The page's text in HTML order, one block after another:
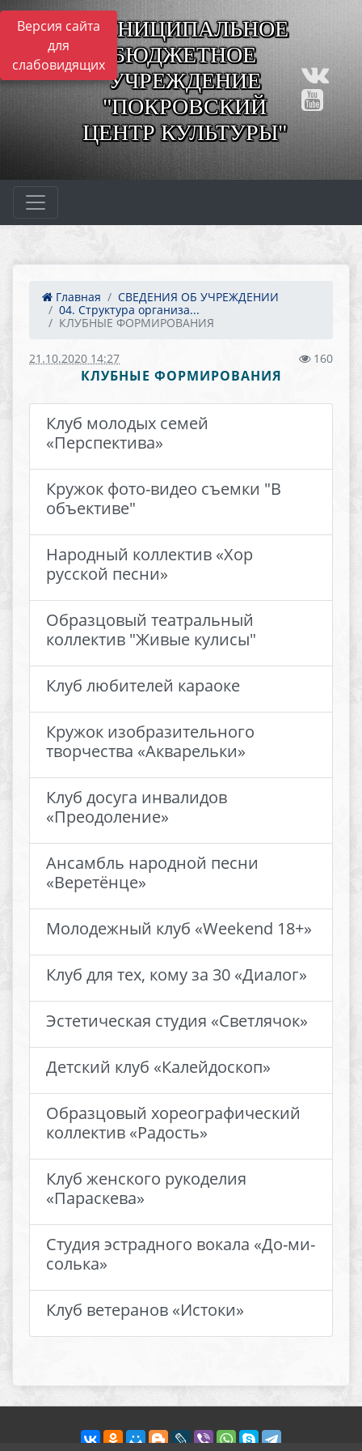
Версия сайта
для
слабовидящих
МУНИЦИПАЛЬНОЕ
БЮДЖЕТНОЕ
УЧРЕЖДЕНИЕ
"ПОКРОВСКИЙ
ЦЕНТР КУЛЬТУРЫ"
Главная
СВЕДЕНИЯ ОБ УЧРЕЖДЕНИИ
04. Структура организа...
КЛУБНЫЕ ФОРМИРОВАНИЯ
21.10.2020 14:27 160
КЛУБНЫЕ ФОРМИРОВАНИЯ
Клуб молодых семей
«Перспектива»
Кружок фото-видео съемки "В
объективе"
Народный коллектив «Хор
русской песни»
Образцовый театральный
коллектив "Живые кулисы"
Клуб любителей караоке
Кружок изобразительного
творчества «Акварельки»
Клуб досуга инвалидов
«Преодоление»
Ансамбль народной песни
«Веретёнце»
Молодежный клуб «Weekend 18+»
Клуб для тех, кому за 30 «Диалог»
Эстетическая студия «Светлячок»
Детский клуб «Калейдоскоп»
Образцовый хореографический
коллектив «Радость»
Клуб женского рукоделия
«Параскева»
Студия эстрадного вокала «До-ми-
солька»
Клуб ветеранов «Истоки»